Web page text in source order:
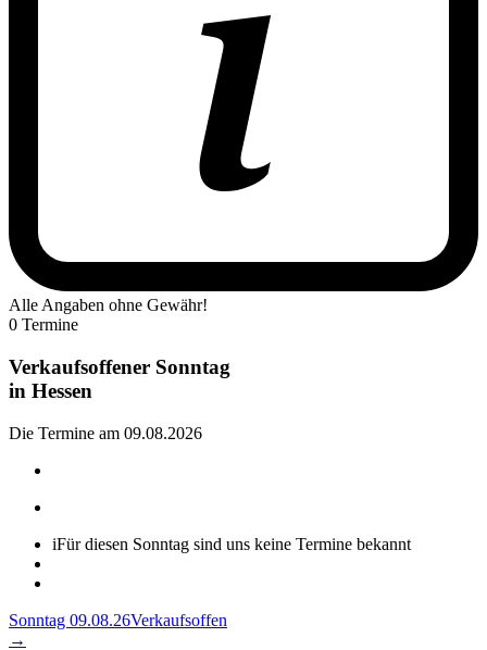
Alle Angaben ohne Gewähr!
0 Termine
Verkaufsoffener Sonntag
in Hessen
Die Termine am 09.08.2026
iFür diesen Sonntag sind uns keine Termine bekannt
Sonntag 09.08.26Verkaufsoffen
→